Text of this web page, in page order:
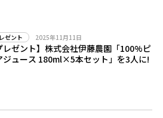
ゼント 2025年11月11日
レゼント】株式会社伊藤農園「100%ピ
ジュース 180ml×5本セット」を3人に!